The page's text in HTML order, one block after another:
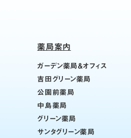
薬局案内
ガーデン薬局＆オフィス
吉田グリーン薬局
公園前薬局
中島薬局
グリーン薬局
サンタグリーン薬局